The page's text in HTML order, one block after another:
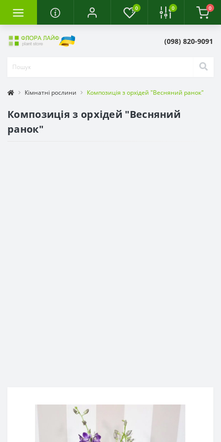
0 0 0
(098) 820-9091
Кімнатні рослини Композиція з орхідей "Весняний ранок"
Композиція з орхідей "Весняний
ранок"